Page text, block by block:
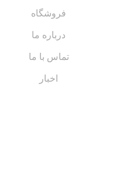
فروشگاه
درباره ما
تماس با ما
اخبار